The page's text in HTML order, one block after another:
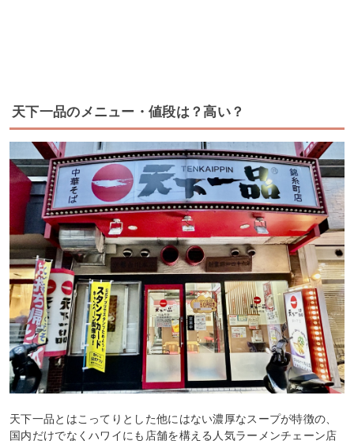
天下一品のメニュー・値段は？高い？
天下一品とはこってりとした他にはない濃厚なスープが特徴の、
国内だけでなくハワイにも店舗を構える人気ラーメンチェーン店